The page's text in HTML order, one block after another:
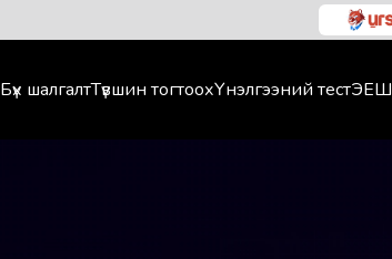
Бүх шалгалтТүвшин тогтоохҮнэлгээний тестЭЕШ